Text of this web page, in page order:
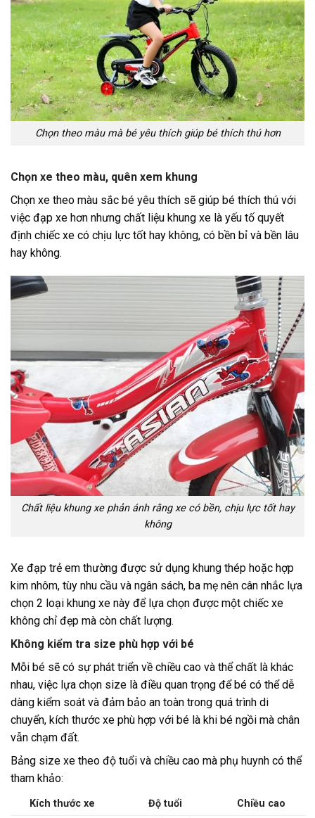
Chọn theo màu mà bé yêu thích giúp bé thích thú hơn
Chọn xe theo màu, quên xem khung
Chọn xe theo màu sắc bé yêu thích sẽ giúp bé thích thú với
việc đạp xe hơn nhưng chất liệu khung xe là yếu tố quyết
định chiếc xe có chịu lực tốt hay không, có bền bỉ và bền lâu
hay không.
Chất liệu khung xe phản ánh rằng xe có bền, chịu lực tốt hay
không
Xe đạp trẻ em thường được sử dụng khung thép hoặc hợp
kim nhôm, tùy nhu cầu và ngân sách, ba mẹ nên cân nhắc lựa
chọn 2 loại khung xe này để lựa chọn được một chiếc xe
không chỉ đẹp mà còn chất lượng.
Không kiểm tra size phù hợp với bé
Mỗi bé sẽ có sự phát triển về chiều cao và thể chất là khác
nhau, việc lựa chọn size là điều quan trọng để bé có thể dễ
dàng kiểm soát và đảm bảo an toàn trong quá trình di
chuyển, kích thước xe phù hợp với bé là khi bé ngồi mà chân
vẫn chạm đất.
Bảng size xe theo độ tuổi và chiều cao mà phụ huynh có thể
tham khảo:
Kích thước xe Độ tuổi
Chiều cao